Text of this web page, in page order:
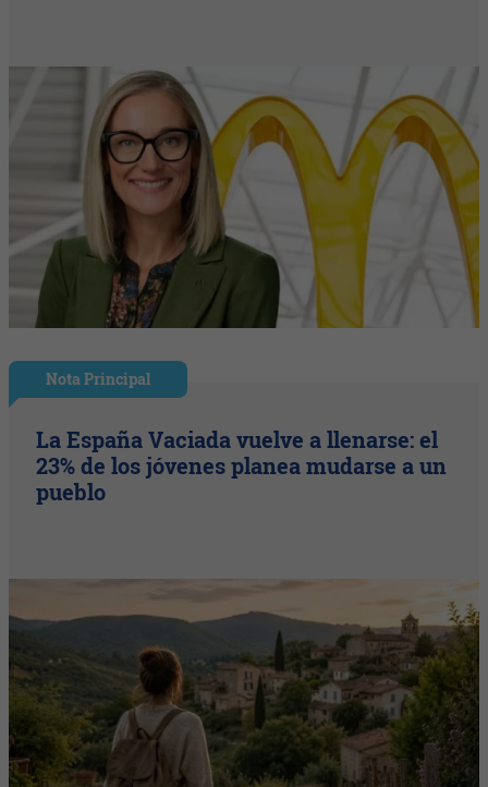
Nota Principal
La España Vaciada vuelve a llenarse: el
23% de los jóvenes planea mudarse a un
pueblo